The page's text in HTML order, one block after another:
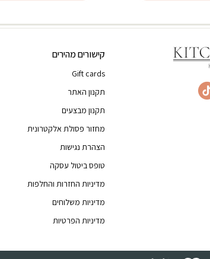
קישורים מהירים
Gift cards
תקנון האתר
תקנון מבצעים
מחזור פסולת אלקטרונית
הצהרת נגישות
טופס ביטול עסקה
מדיניות החזרות והחלפות
מדיניות משלוחים
מדיניות הפרטיות